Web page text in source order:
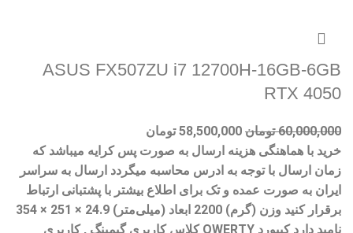
ASUS FX507ZU i7 12700H-16GB-6GB
RTX 4050
60,000,000 تومان 58,500,000 تومان
خرید با هماهنگی هزینه ارسال به صورت پس کرایه میباشد که
زمان ارسال با توجه به ادرس محاسبه میگردد ارسال به سراسر
ایران به صورت عمده و تک برای اطلاع بیشتر با پشتبانی ارتباط
برقرار کنید وزن (گرم) 2200 ابعاد (میلی‌متر) 24.9 × 251 × 354
نامپد دارد کیبورد QWERTY کلاس کاربری گیمینگ , کاربری